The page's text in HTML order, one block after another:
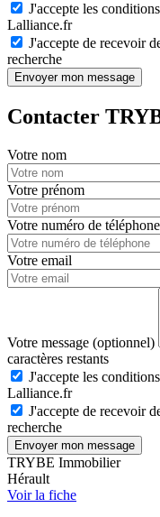
J'accepte les
Lalliance.fr
J'accepte de recevoir
recherche
Envoyer mon message
Contacter
Votre nom
Votre prénom
Votre numéro de téléphone
Votre email
Votre message (optionnel)
caractères restants
J'accepte les
Lalliance.fr
J'accepte de recevoir
recherche
Envoyer mon message
TRYBE Immobilier
Hérault
Voir la fiche